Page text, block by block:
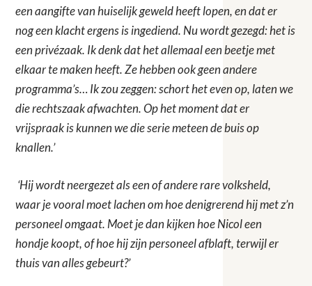
een aangifte van huiselijk geweld heeft lopen, en dat er
nog een klacht ergens is ingediend. Nu wordt gezegd: het is
een privézaak. Ik denk dat het allemaal een beetje met
elkaar te maken heeft. Ze hebben ook geen andere
programma’s… Ik zou zeggen: schort het even op, laten we
die rechtszaak afwachten. Op het moment dat er
vrijspraak is kunnen we die serie meteen de buis op
knallen.’
‘Hij wordt neergezet als een of andere rare volksheld,
waar je vooral moet lachen om hoe denigrerend hij met z’n
personeel omgaat. Moet je dan kijken hoe Nicol een
hondje koopt, of hoe hij zijn personeel afblaft, terwijl er
thuis van alles gebeurt?’